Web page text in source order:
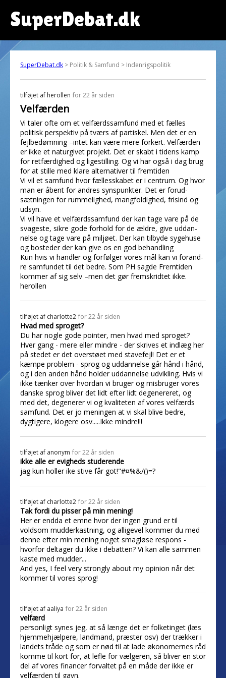
SuperDebat.dk
SuperDebat.dk > Politik & Samfund > Indenrigspolitik
tilføjet af herollen for 22 år siden
Velfærden
Vi taler ofte om et velfærdssamfund med et fælles
politisk perspektiv på tværs af partiskel. Men det er en
fejlbedømning –intet kan være mere forkert. Velfærden
er ikke et naturgivet projekt. Det er skabt i tidens kamp
for retfærdighed og ligestilling. Og vi har også i dag brug
for at stille med klare alternativer til fremtiden
Vi vil et samfund hvor fællesskabet er i centrum. Og hvor
man er åbent for andres synspunkter. Det er forud-
sætningen for rummelighed, mangfoldighed, frisind og
udsyn.
Vi vil have et velfærdssamfund der kan tage vare på de
svageste, sikre gode forhold for de ældre, give uddan-
nelse og tage vare på miljøet. Der kan tilbyde sygehuse
og bosteder der kan give os en god behandling
Kun hvis vi handler og forfølger vores mål kan vi forand-
re samfundet til det bedre. Som PH sagde Fremtiden
kommer af sig selv –men det gør fremskridtet ikke.
herollen
tilføjet af charlotte2 for 22 år siden
Hvad med sproget?
Du har nogle gode pointer, men hvad med sproget?
Hver gang - mere eller mindre - der skrives et indlæg her
på stedet er det overstøet med stavefejl! Det er et
kæmpe problem - sprog og uddannelse går hånd i hånd,
og i den anden hånd holder uddannelse udvikling. Hvis vi
ikke tænker over hvordan vi bruger og misbruger vores
danske sprog bliver det lidt efter lidt degenereret, og
med det, degenerer vi og kvaliteten af vores velfærds
samfund. Det er jo meningen at vi skal blive bedre,
dygtigere, klogere osv.....Ikke mindre!!!
tilføjet af anonym for 22 år siden
ikke alle er evigheds studerende
jag kun holler ike stive får got!"#¤%&/()=?
tilføjet af charlotte2 for 22 år siden
Tak fordi du pisser på min mening!
Her er endda et emne hvor der ingen grund er til
voldsom mudderkastning, og alligevel kommer du med
denne efter min mening noget smagløse respons -
hvorfor deltager du ikke i debatten? Vi kan alle sammen
kaste med mudder...
And yes, I feel very strongly about my opinion når det
kommer til vores sprog!
tilføjet af aaliya for 22 år siden
velfærd
personligt synes jeg, at så længe det er folketinget (læs
hjemmehjælpere, landmand, præster osv) der trækker i
landets tråde og som er nød til at lade økonomernes råd
komme til kort for, at lefle for vælgeren, så bliver en stor
del af vores financer forvaltet på en måde der ikke er
velfærden til gavn.